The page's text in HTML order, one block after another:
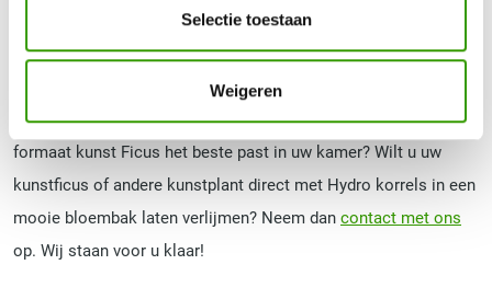
Selectie toestaan
Weigeren
Hoe heerlijk is het wanneer u terugkomt van een lange vakantie
en alle planten in huis er nog steeds groen en gezond uitzien?
Met kunstplanten krijgt u dit voor elkaar. Bent u benieuwd welk
formaat kunst Ficus het beste past in uw kamer? Wilt u uw
kunstficus of andere kunstplant direct met Hydro korrels in een
mooie bloembak laten verlijmen? Neem dan contact met ons
op. Wij staan voor u klaar!